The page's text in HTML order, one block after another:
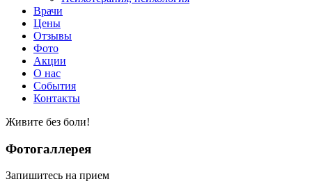
Врачи
Цены
Отзывы
Фото
Акции
О нас
События
Контакты
Живите без боли!
Фотогаллерея
Запишитесь на прием